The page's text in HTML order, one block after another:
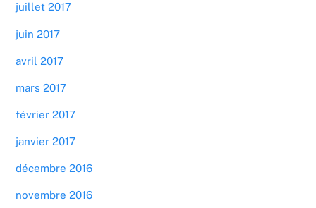
juillet 2017
juin 2017
avril 2017
mars 2017
février 2017
janvier 2017
décembre 2016
novembre 2016